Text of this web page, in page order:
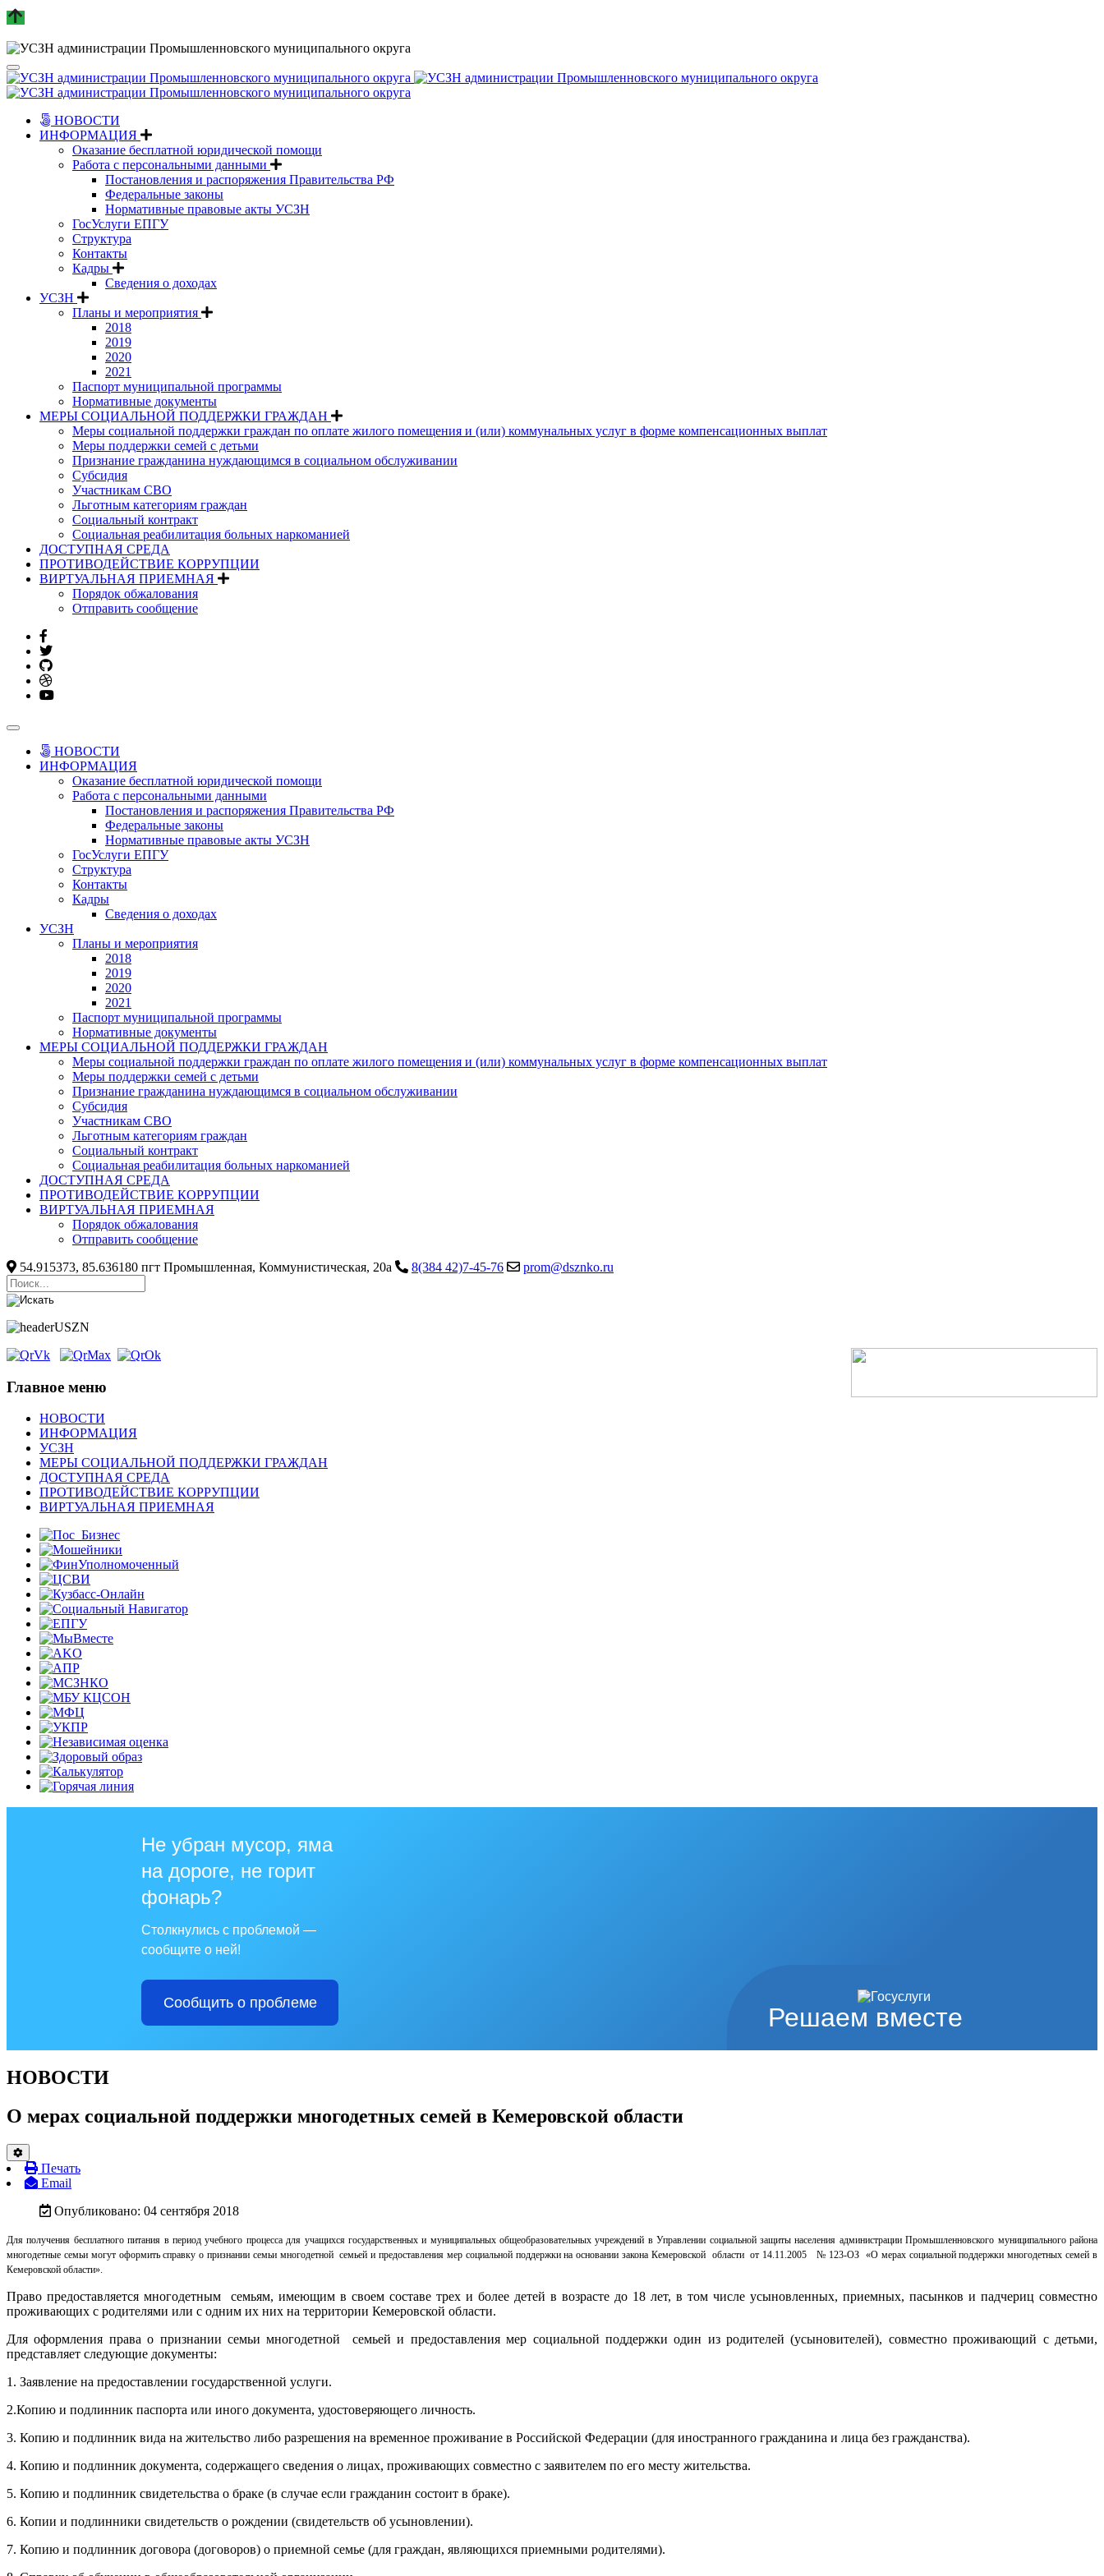
НОВОСТИ
ИНФОРМАЦИЯ
Оказание бесплатной юридической помощи
Работа с персональными данными
Постановления и распоряжения Правительства РФ
Федеральные законы
Нормативные правовые акты УСЗН
ГосУслуги ЕПГУ
Структура
Контакты
Кадры
Сведения о доходах
УСЗН
Планы и мероприятия
2018
2019
2020
2021
Паспорт муниципальной программы
Нормативные документы
МЕРЫ СОЦИАЛЬНОЙ ПОДДЕРЖКИ ГРАЖДАН
Меры социальной поддержки граждан по оплате жилого помещения и (или) коммунальных услуг в форме компенсационных выплат
Меры поддержки семей с детьми
Признание гражданина нуждающимся в социальном обслуживании
Субсидия
Участникам СВО
Льготным категориям граждан
Социальный контракт
Социальная реабилитация больных наркоманией
ДОСТУПНАЯ СРЕДА
ПРОТИВОДЕЙСТВИЕ КОРРУПЦИИ
ВИРТУАЛЬНАЯ ПРИЕМНАЯ
Порядок обжалования
Отправить сообщение
НОВОСТИ
ИНФОРМАЦИЯ
Оказание бесплатной юридической помощи
Работа с персональными данными
Постановления и распоряжения Правительства РФ
Федеральные законы
Нормативные правовые акты УСЗН
ГосУслуги ЕПГУ
Структура
Контакты
Кадры
Сведения о доходах
УСЗН
Планы и мероприятия
2018
2019
2020
2021
Паспорт муниципальной программы
Нормативные документы
МЕРЫ СОЦИАЛЬНОЙ ПОДДЕРЖКИ ГРАЖДАН
Меры социальной поддержки граждан по оплате жилого помещения и (или) коммунальных услуг в форме компенсационных выплат
Меры поддержки семей с детьми
Признание гражданина нуждающимся в социальном обслуживании
Субсидия
Участникам СВО
Льготным категориям граждан
Социальный контракт
Социальная реабилитация больных наркоманией
ДОСТУПНАЯ СРЕДА
ПРОТИВОДЕЙСТВИЕ КОРРУПЦИИ
ВИРТУАЛЬНАЯ ПРИЕМНАЯ
Порядок обжалования
Отправить сообщение
54.915373, 85.636180 пгт Промышленная, Коммунистическая, 20а
8(384 42)7-45-76 prom@dsznko.ru
Главное меню
НОВОСТИ
ИНФОРМАЦИЯ
УСЗН
МЕРЫ СОЦИАЛЬНОЙ ПОДДЕРЖКИ ГРАЖДАН
ДОСТУПНАЯ СРЕДА
ПРОТИВОДЕЙСТВИЕ КОРРУПЦИИ
ВИРТУАЛЬНАЯ ПРИЕМНАЯ
Решаем вместе
Не убран мусор, яма
на дороге, не горит
фонарь?
Столкнулись с проблемой —
сообщите о ней!
Сообщить о проблеме
НОВОСТИ
О мерах социальной поддержки многодетных семей в Кемеровской области
Печать
Email
Опубликовано: 04 сентября 2018
Для получения бесплатного питания в период учебного процесса для учащихся государственных и муниципальных общеобразовательных учреждений в Управлении социальной защиты населения администрации Промышленновского муниципального района
многодетные семьи могут оформить справку о признании семьи многодетной семьей и предоставления мер социальной поддержки на основании закона Кемеровской области от 14.11.2005 № 123-ОЗ «О мерах социальной поддержки многодетных семей в
Кемеровской области».
Право предоставляется многодетным семьям, имеющим в своем составе трех и более детей в возрасте до 18 лет, в том числе усыновленных, приемных, пасынков и падчериц совместно
проживающих с родителями или с одним их них на территории Кемеровской области.
Для оформления права о признании семьи многодетной семьей и предоставления мер социальной поддержки один из родителей (усыновителей), совместно проживающий с детьми,
представляет следующие документы:
1. Заявление на предоставлении государственной услуги.
2.Копию и подлинник паспорта или иного документа, удостоверяющего личность.
3. Копию и подлинник вида на жительство либо разрешения на временное проживание в Российской Федерации (для иностранного гражданина и лица без гражданства).
4. Копию и подлинник документа, содержащего сведения о лицах, проживающих совместно с заявителем по его месту жительства.
5. Копию и подлинник свидетельства о браке (в случае если гражданин состоит в браке).
6. Копии и подлинники свидетельств о рождении (свидетельств об усыновлении).
7. Копию и подлинник договора (договоров) о приемной семье (для граждан, являющихся приемными родителями).